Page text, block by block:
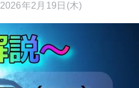
2026年2月19日(木)